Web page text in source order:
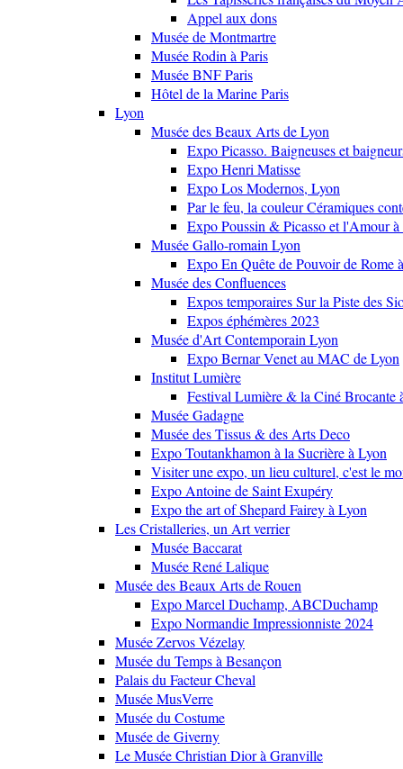
Appel aux dons
Musée de Montmartre
Musée Rodin à Paris
Musée BNF Paris
Hôtel de la Marine Paris
Lyon
Musée des Beaux Arts de Lyon
Expo Picasso. Baigneuses et
Expo Henri Matisse
Expo Los Modernos, Lyon
Par le feu, la couleur Céramiques
Expo Poussin & Picasso et l'Amour
Musée Gallo-romain Lyon
Expo En Quête de Pouvoir de Rome
Musée des Confluences
Expos temporaires Sur la Piste des
Expos éphémères 2023
Musée d'Art Contemporain Lyon
Expo Bernar Venet au MAC de Lyon
Institut Lumière
Festival Lumière & la Ciné Brocante
Musée Gadagne
Musée des Tissus & des Arts Deco
Expo Toutankhamon à la Sucrière à Lyon
Visiter une expo, un lieu culturel, c'est le
Expo Antoine de Saint Exupéry
Expo the art of Shepard Fairey à Lyon
Les Cristalleries, un Art verrier
Musée Baccarat
Musée René Lalique
Musée des Beaux Arts de Rouen
Expo Marcel Duchamp, ABCDuchamp
Expo Normandie Impressionniste 2024
Musée Zervos Vézelay
Musée du Temps à Besançon
Palais du Facteur Cheval
Musée MusVerre
Musée du Costume
Musée de Giverny
Le Musée Christian Dior à Granville